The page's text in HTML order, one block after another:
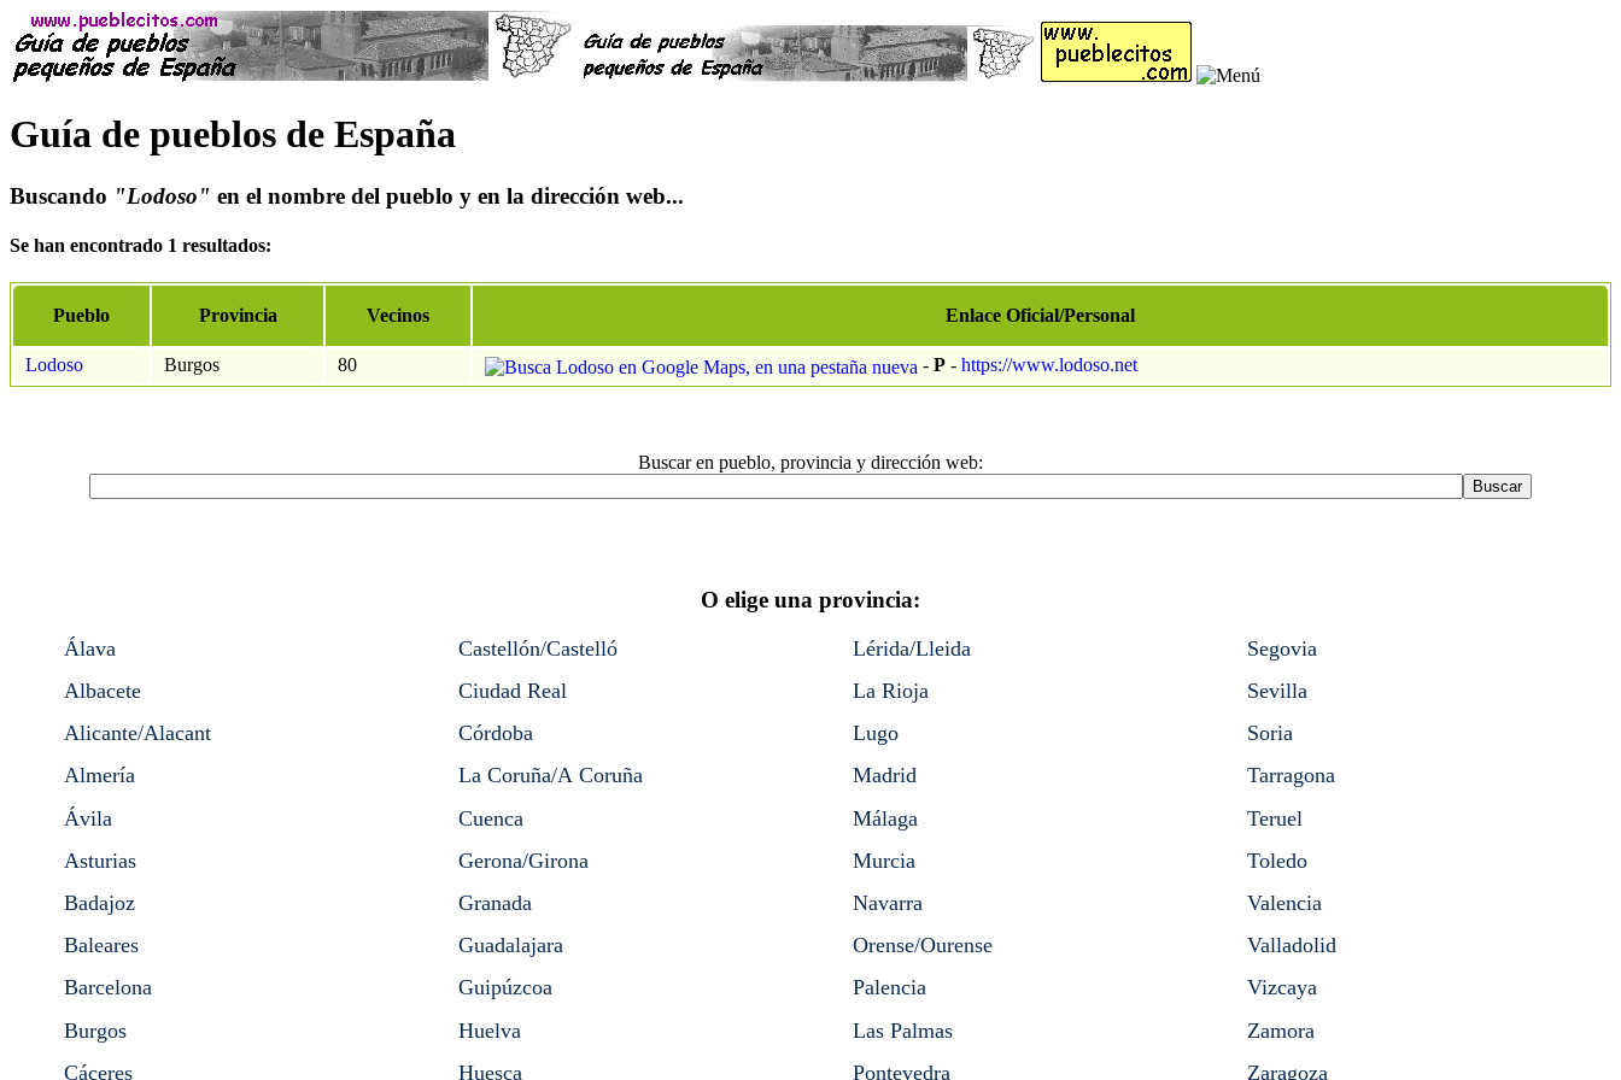
Guía de pueblos de España
Buscando "Lodoso" en el nombre del pueblo y en la dirección web...
Se han encontrado 1 resultados:
Pueblo Provincia Vecinos Enlace Oficial/Personal
Lodoso Burgos 80 - P - https://www.lodoso.net
Buscar en pueblo, provincia y dirección web:
O elige una provincia:
Álava
Albacete
Alicante/Alacant
Almería
Ávila
Asturias
Badajoz
Baleares
Barcelona
Burgos
Cáceres
Castellón/Castelló
Ciudad Real
Córdoba
La Coruña/A Coruña
Cuenca
Gerona/Girona
Granada
Guadalajara
Guipúzcoa
Huelva
Huesca
Lérida/Lleida
La Rioja
Lugo
Madrid
Málaga
Murcia
Navarra
Orense/Ourense
Palencia
Las Palmas
Pontevedra
Segovia
Sevilla
Soria
Tarragona
Teruel
Toledo
Valencia
Valladolid
Vizcaya
Zamora
Zaragoza